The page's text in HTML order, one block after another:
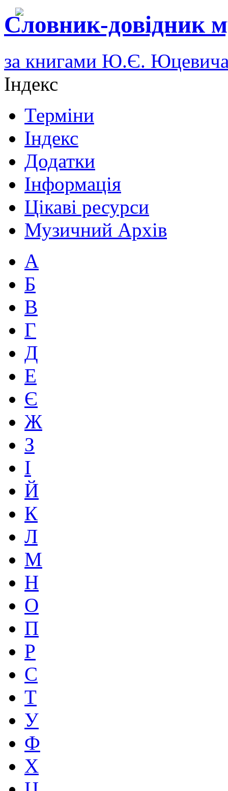
Словник-довідник
за книгами Ю.Є.
Індекс
Терміни
Індекс
Додатки
Інформація
Цікаві ресурси
Музичний Архів
А
Б
В
Г
Д
Е
Є
Ж
З
І
Й
К
Л
М
Н
О
П
Р
С
Т
У
Ф
Х